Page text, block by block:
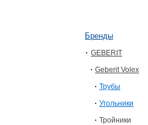
Бренды
GEBERIT
Geberit Volex
Трубы
Угольники
Тройники